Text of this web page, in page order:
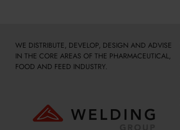
WE DISTRIBUTE, DEVELOP, DESIGN AND ADVISE
IN THE CORE AREAS OF THE PHARMACEUTICAL,
FOOD AND FEED INDUSTRY.